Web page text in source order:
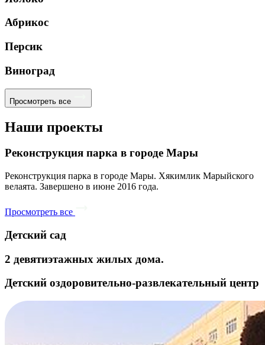
Абрикос
Персик
Виноград
Просмотреть все
Наши проекты
Реконструкция парка в городе Мары
Реконструкция парка в городе Мары. Хякимлик Марыйского
велаята. Завершено в июне 2016 года.
Просмотреть все
Детский сад
2 девятиэтажных жилых дома.
Детский оздоровительно-развлекательный центр